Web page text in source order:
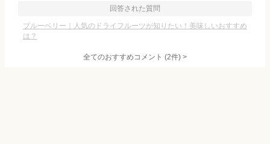
回答された質問
ブルーベリー｜人気のドライフルーツが知りたい！美味しいおすすめ
は？
全てのおすすめコメント (2件) >